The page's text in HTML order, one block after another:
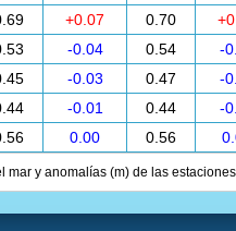
+0.07 0.70
-0.04 0.54
-
-0.03 0.47
-
-0.01 0.44
-
0.00 0.56
mar y anomalías (m) de las